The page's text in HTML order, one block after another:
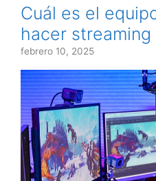
Cuál es el
hacer streaming
febrero 10, 2025